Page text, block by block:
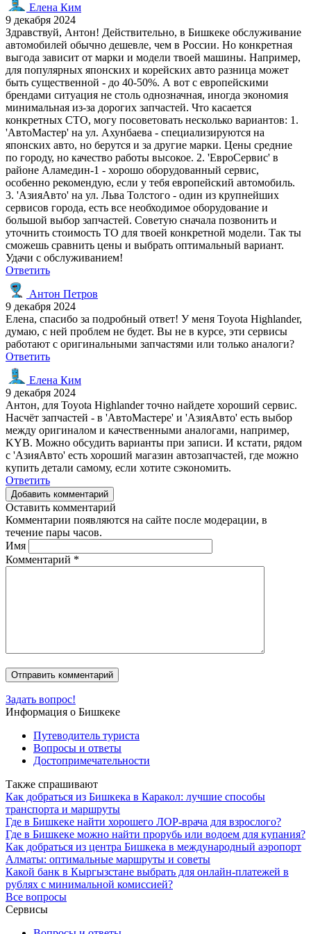
Елена Ким
9 декабря 2024
Здравствуй, Антон! Действительно, в Бишкеке обслуживание
автомобилей обычно дешевле, чем в России. Но конкретная
выгода зависит от марки и модели твоей машины. Например,
для популярных японских и корейских авто разница может
быть существенной - до 40-50%. А вот с европейскими
брендами ситуация не столь однозначная, иногда экономия
минимальная из-за дорогих запчастей. Что касается
конкретных СТО, могу посоветовать несколько вариантов: 1.
'АвтоМастер' на ул. Ахунбаева - специализируются на
японских авто, но берутся и за другие марки. Цены средние
по городу, но качество работы высокое. 2. 'ЕвроСервис' в
районе Аламедин-1 - хорошо оборудованный сервис,
особенно рекомендую, если у тебя европейский автомобиль.
3. 'АзияАвто' на ул. Льва Толстого - один из крупнейших
сервисов города, есть все необходимое оборудование и
большой выбор запчастей. Советую сначала позвонить и
уточнить стоимость ТО для твоей конкретной модели. Так ты
сможешь сравнить цены и выбрать оптимальный вариант.
Удачи с обслуживанием!
Ответить
Антон Петров
9 декабря 2024
Елена, спасибо за подробный ответ! У меня Toyota Highlander,
думаю, с ней проблем не будет. Вы не в курсе, эти сервисы
работают с оригинальными запчастями или только аналоги?
Ответить
Елена Ким
9 декабря 2024
Антон, для Toyota Highlander точно найдете хороший сервис.
Насчёт запчастей - в 'АвтоМастере' и 'АзияАвто' есть выбор
между оригиналом и качественными аналогами, например,
KYB. Можно обсудить варианты при записи. И кстати, рядом
с 'АзияАвто' есть хороший магазин автозапчастей, где можно
купить детали самому, если хотите сэкономить.
Ответить
Добавить комментарий
Оставить комментарий
Комментарии появляются на сайте после модерации, в
течение пары часов.
Имя
Комментарий *
Задать вопрос!
Информация о Бишкеке
Путеводитель туриста
Вопросы и ответы
Достопримечательности
Также спрашивают
Как добраться из Бишкека в Каракол: лучшие способы
транспорта и маршруты
Где в Бишкеке найти хорошего ЛОР-врача для взрослого?
Где в Бишкеке можно найти прорубь или водоем для купания?
Как добраться из центра Бишкека в международный аэропорт
Алматы: оптимальные маршруты и советы
Какой банк в Кыргызстане выбрать для онлайн-платежей в
рублях с минимальной комиссией?
Все вопросы
Сервисы